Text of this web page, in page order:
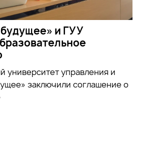
и ГУУ
университет управления и
заключили соглашение о